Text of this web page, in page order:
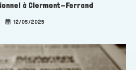
à Clermont-Ferrand
12/05/2025